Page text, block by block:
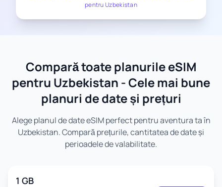
pentru Uzbekistan
Compară toate planurile eSIM
pentru Uzbekistan - Cele mai bune
planuri de date și prețuri
Alege planul de date eSIM perfect pentru aventura ta în
Uzbekistan. Compară prețurile, cantitatea de date și
perioadele de valabilitate.
1 GB